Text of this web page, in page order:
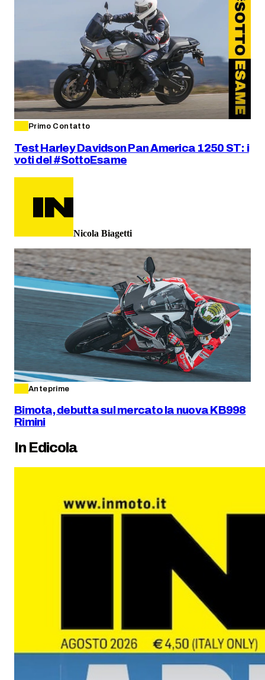
Primo Contatto
Test Harley Davidson Pan America 1250 ST: i
voti del #SottoEsame
Nicola Biagetti
Anteprime
Bimota, debutta sul mercato la nuova KB998
Rimini
In Edicola